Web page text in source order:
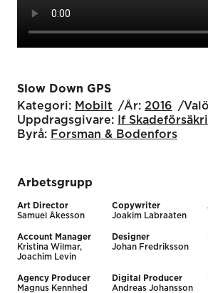
Slow Down GPS
Kategori: Mobilt År: 2016
Uppdragsgivare:
If
Byrå: Forsman & Bodenfors
Arbetsgrupp
Art Director
Samuel Åkesson
Copywriter
Joakim Labraaten
Account Manager
Kristina Wilmar,
Joachim Levin
Designer
Johan Fredriksson
Agency Producer
Magnus Kennhed
Digital Producer
Andreas Johansson